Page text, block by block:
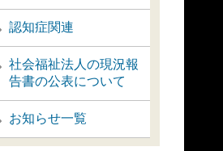
認知症関連
社会福祉法人の現況報
告書の公表について
お知らせ一覧